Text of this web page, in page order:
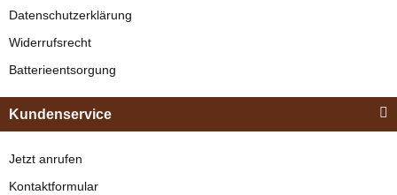
Datenschutzerklärung
Widerrufsrecht
Batterieentsorgung
Kundenservice
Jetzt anrufen
Kontaktformular